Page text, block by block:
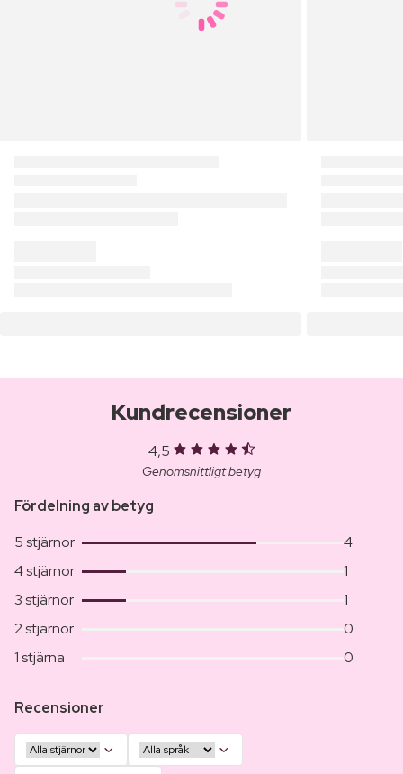
Kundrecensioner
4,5
Genomsnittligt betyg
Fördelning av betyg
5 stjärnor
4
4 stjärnor
1
3 stjärnor
1
2 stjärnor
0
1 stjärna
0
Recensioner